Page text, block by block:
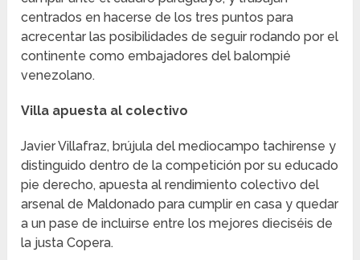
centrados en hacerse de los tres puntos para
acrecentar las posibilidades de seguir rodando por el
continente como embajadores del balompié
venezolano.
Villa apuesta al colectivo
Javier Villafraz, brújula del mediocampo tachirense y
distinguido dentro de la competición por su educado
pie derecho, apuesta al rendimiento colectivo del
arsenal de Maldonado para cumplir en casa y quedar
a un pase de incluirse entre los mejores dieciséis de
la justa Copera.